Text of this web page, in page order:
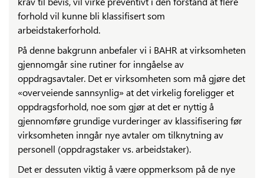
forhold vil kunne bli klassifisert som
arbeidstakerforhold.
På denne bakgrunn anbefaler vi i BAHR at virksomheten
gjennomgår sine rutiner for inngåelse av
oppdragsavtaler. Det er virksomheten som må gjøre det
«overveiende sannsynlig» at det virkelig foreligger et
oppdragsforhold, noe som gjør at det er nyttig å
gjennomføre grundige vurderinger av klassifisering før
virksomheten inngår nye avtaler om tilknytning av
personell (oppdragstaker vs. arbeidstaker).
Det er dessuten viktig å være oppmerksom på de nye